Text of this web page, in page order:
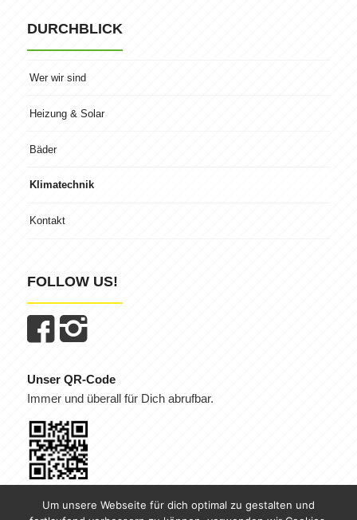
DURCHBLICK
Wer wir sind
Heizung & Solar
Bäder
Klimatechnik
Kontakt
FOLLOW US!
Unser QR-Code
Immer und überall für Dich abrufbar.
Um unsere Webseite für dich optimal zu gestalten und